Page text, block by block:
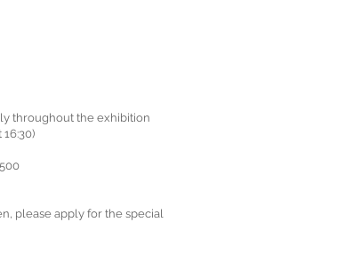
throughout the exhibition
please apply for the special